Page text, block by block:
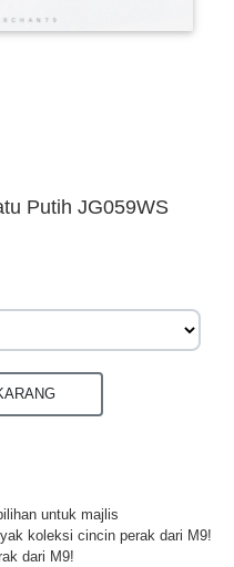
Putih JG059WS
untuk majlis
koleksi cincin perak dari M9!
dari M9!